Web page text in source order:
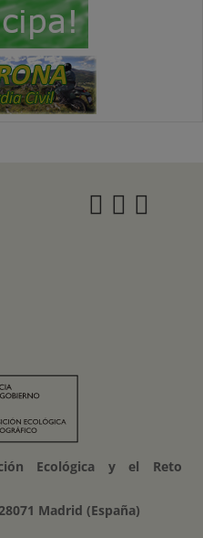
Ecológica y el Reto
Madrid (España)